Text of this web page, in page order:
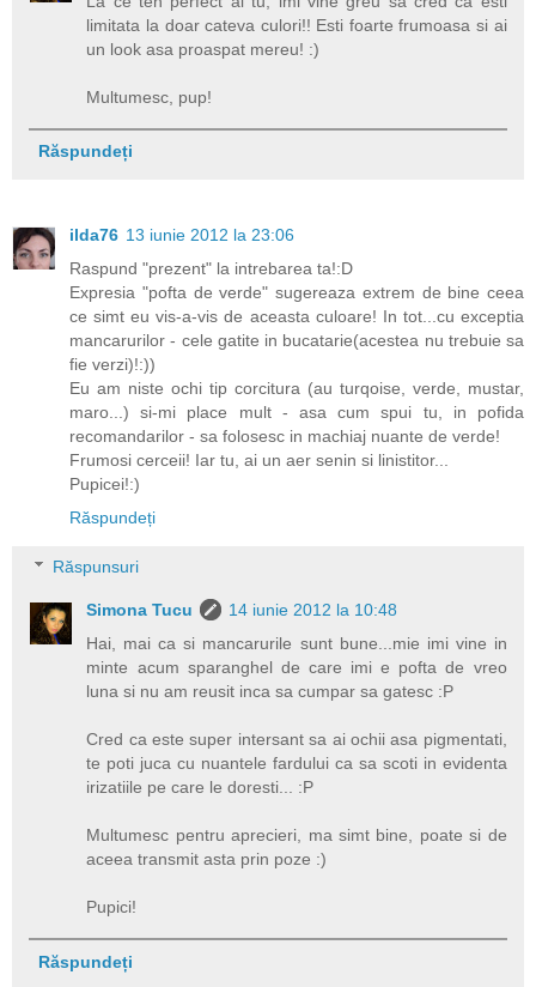
limitata la doar cateva culori!! Esti foarte frumoasa si ai
un look asa proaspat mereu! :)
Multumesc, pup!
Răspundeți
ilda76 13 iunie 2012 la 23:06
Raspund "prezent" la intrebarea ta!:D
Expresia "pofta de verde" sugereaza extrem de bine ceea
ce simt eu vis-a-vis de aceasta culoare! In tot...cu exceptia
mancarurilor - cele gatite in bucatarie(acestea nu trebuie sa
fie verzi)!:))
Eu am niste ochi tip corcitura (au turqoise, verde, mustar,
maro...) si-mi place mult - asa cum spui tu, in pofida
recomandarilor - sa folosesc in machiaj nuante de verde!
Frumosi cerceii! Iar tu, ai un aer senin si linistitor...
Pupicei!:)
Răspundeți
Răspunsuri
Simona Tucu
14 iunie 2012 la 10:48
Hai, mai ca si mancarurile sunt bune...mie imi vine in
minte acum sparanghel de care imi e pofta de vreo
luna si nu am reusit inca sa cumpar sa gatesc :P
Cred ca este super intersant sa ai ochii asa pigmentati,
te poti juca cu nuantele fardului ca sa scoti in evidenta
irizatiile pe care le doresti... :P
Multumesc pentru aprecieri, ma simt bine, poate si de
aceea transmit asta prin poze :)
Pupici!
Răspundeți